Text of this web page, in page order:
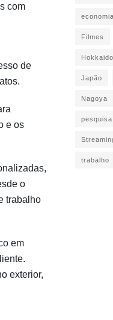
com
de
e os
o
trabalho
em
exterior,
economia
Filmes
Hokkaido
Japão
Nagoya
pesquisa
trabalho